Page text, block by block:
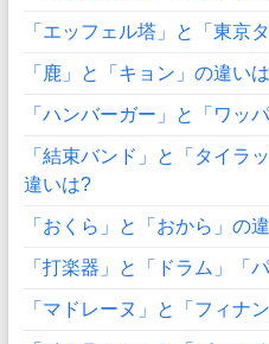
「エッフェル塔」と「東京
「鹿」と「キョン」の違い
「ハンバーガー」と「ワッ
「結束バンド」と「タイラ
違いは?
「おくら」と「おから」の
「打楽器」と「ドラム」「
「マドレーヌ」と「フィナ